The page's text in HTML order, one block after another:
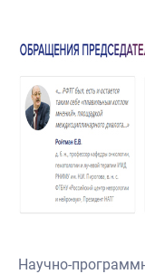
Научно-